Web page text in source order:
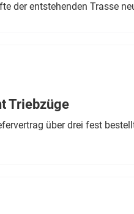
der entstehenden Trasse
Triebzüge
über drei fest